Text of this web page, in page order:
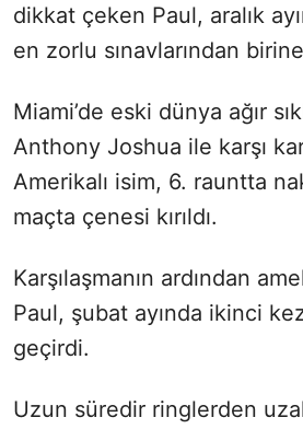
dikkat çeken Paul, aralık
en zorlu sınavlarından birine
Miami’de eski dünya ağır
Anthony Joshua ile karşı
Amerikalı isim, 6. rauntta
maçta çenesi kırıldı.
Karşılaşmanın ardından
Paul, şubat ayında ikinci
geçirdi.
Uzun süredir ringlerden